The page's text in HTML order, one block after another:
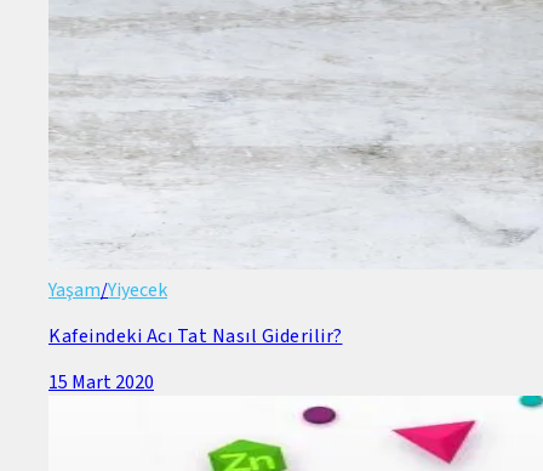
Yaşam/Yiyecek
Kafeindeki Acı Tat Nasıl Giderilir?
15 Mart 2020